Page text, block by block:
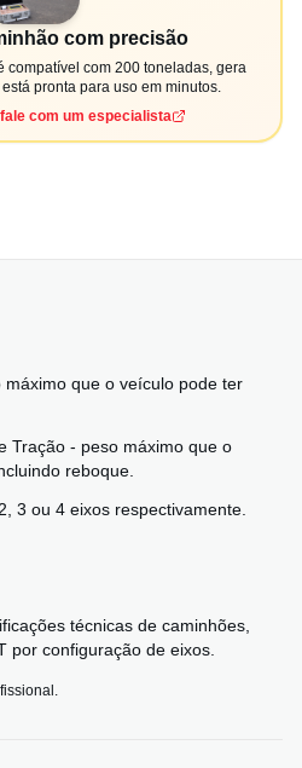
com precisão
compatível com 200 toneladas, gera
pronta para uso em minutos.
com um especialista
máximo que o veículo pode ter
Tração - peso máximo que o
reboque.
3 ou 4 eixos respectivamente.
técnicas de caminhões,
por configuração de eixos.